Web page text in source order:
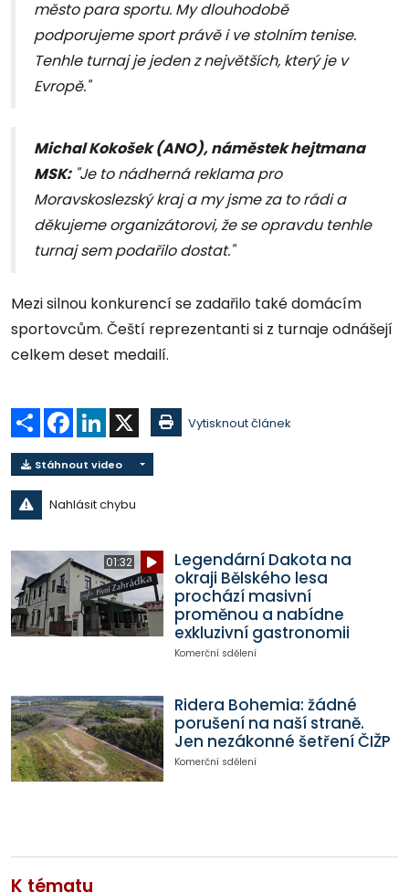
město para sportu. My dlouhodobě
podporujeme sport právě i ve stolním tenise.
Tenhle turnaj je jeden z největších, který je v
Evropě."
Michal Kokošek (ANO), náměstek hejtmana
MSK:"Je to nádherná reklama pro
Moravskoslezský kraj a my jsme za to rádi a
děkujeme organizátorovi, že se opravdu tenhle
turnaj sem podařilo dostat."
Mezi silnou konkurencí se zadařilo také domácím
sportovcům. Čeští reprezentanti si z turnaje odnášejí
celkem deset medailí.
Sdílet Facebook
LinkedIn Vytisknout článek
Stáhnout video
Nahlásit chybu
01:32
Legendární Dakota na
okraji Bělského lesa
prochází masivní
proměnou a nabídne
exkluzivní gastronomii
Komerční sdělení
Ridera Bohemia: žádné
porušení na naší straně.
Jen nezákonné šetření ČIŽP
Komerční sdělení
K tématu